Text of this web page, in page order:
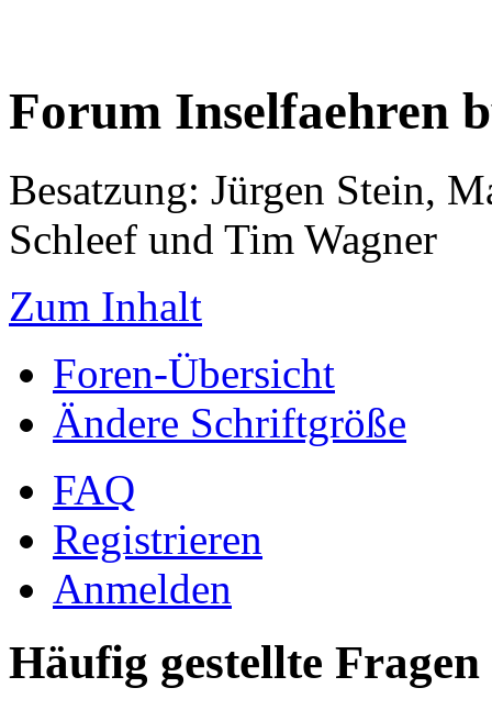
Forum Inselfaehren
Besatzung: Jürgen Stein,
Schleef und Tim Wagner
Zum Inhalt
Foren-Übersicht
Ändere Schriftgröße
FAQ
Registrieren
Anmelden
Häufig gestellte Fragen